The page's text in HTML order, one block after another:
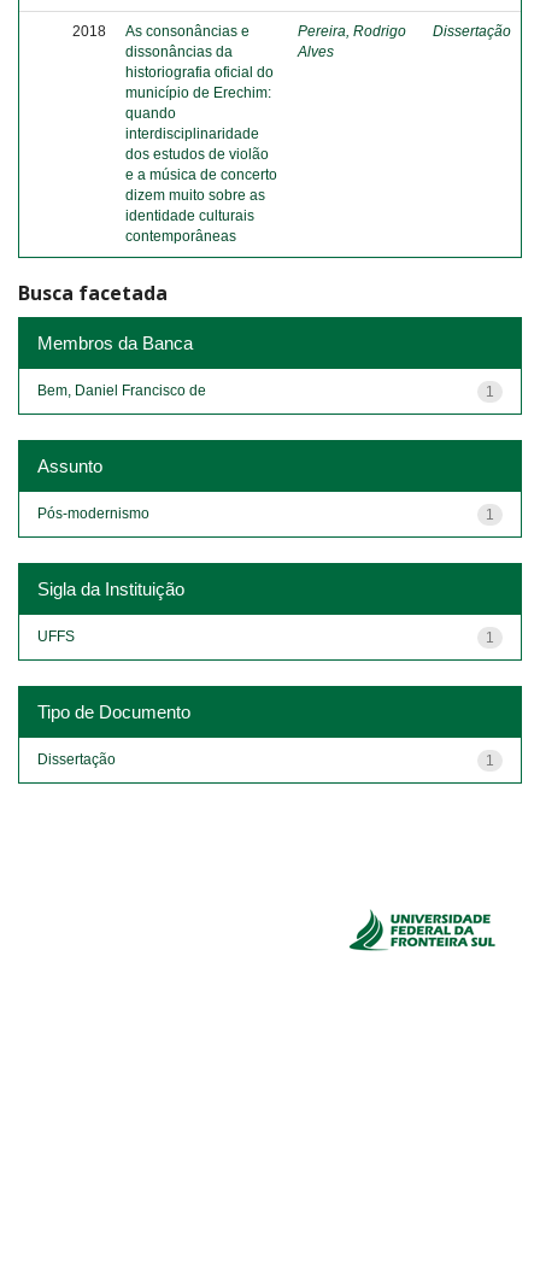
2018
As consonâncias e
dissonâncias da
historiografia oficial do
município de Erechim:
quando
interdisciplinaridade
dos estudos de violão
e a música de concerto
dizem muito sobre as
identidade culturais
contemporâneas
Pereira, Rodrigo
Alves
Dissertação
Busca facetada
Membros da Banca
1
Bem, Daniel Francisco de
Assunto
1
Pós-modernismo
Sigla da Instituição
1
UFFS
Tipo de Documento
1
Dissertação